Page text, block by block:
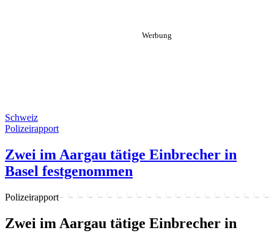
Schweiz
Polizeirapport
Zwei im Aargau tätige Einbrecher in
Basel festgenommen
Polizeirapport
Zwei im Aargau tätige Einbrecher in